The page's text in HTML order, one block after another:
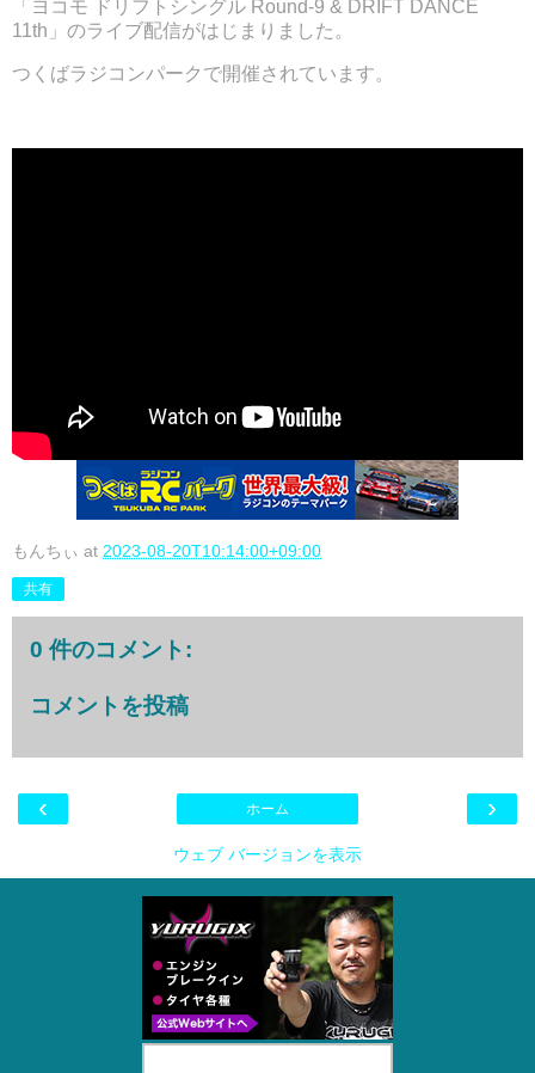
「ヨコモ ドリフトシングル Round-9 & DRIFT DANCE
11th」のライブ配信がはじまりました。
つくばラジコンパークで開催されています。
もんちぃ at 2023-08-20T10:14:00+09:00
共有
0 件のコメント:
コメントを投稿
‹ ›
ホーム
ウェブ バージョンを表示